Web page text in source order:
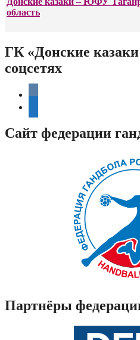
область
ГК «Донские
соцсетях
Сайт федерации
Партнёры